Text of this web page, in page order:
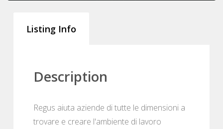
Listing Info
Description
Regus aiuta aziende di tutte le dimensioni a
trovare e creare l'ambiente di lavoro